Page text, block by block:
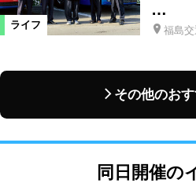
ライフ
…
福島
その他のお
同日開催の